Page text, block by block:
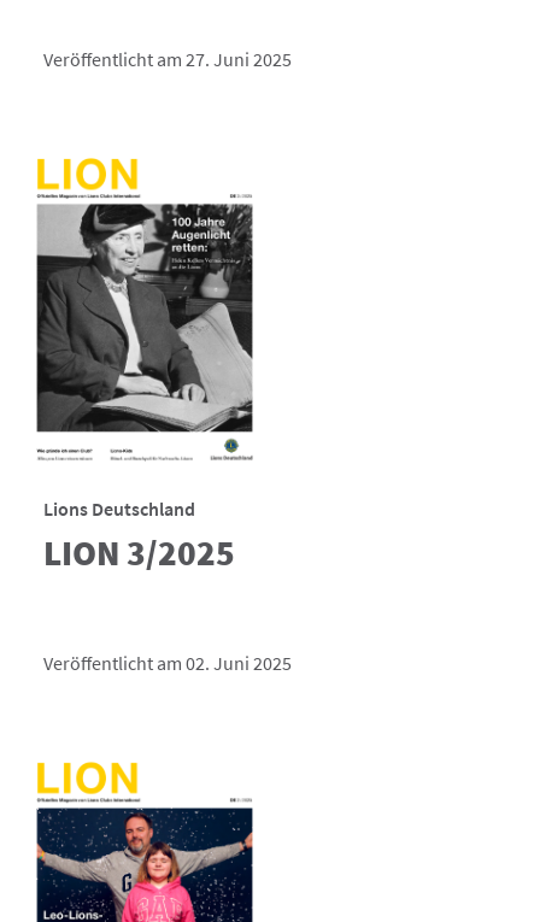
Veröffentlicht am 27. Juni 2025
Lions Deutschland
LION 3/2025
Veröffentlicht am 02. Juni 2025